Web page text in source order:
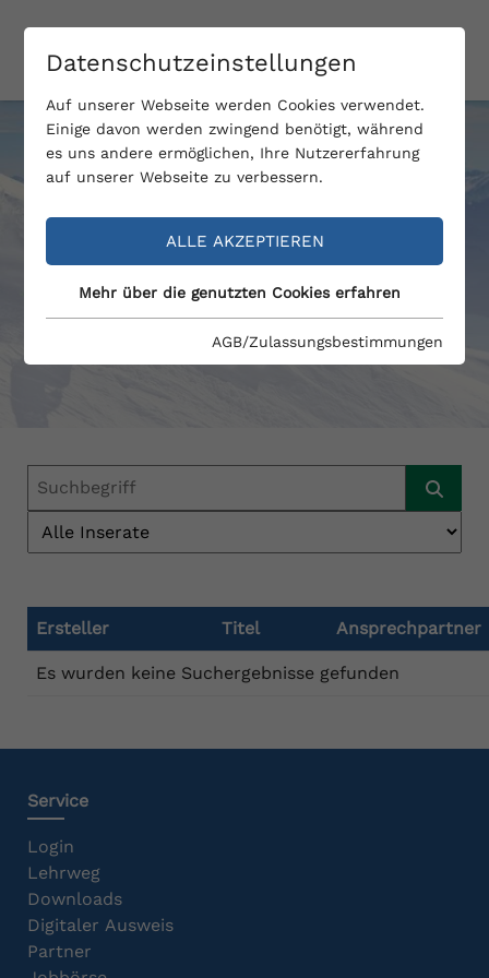
SUCHEN UND FINDEN
Ersteller Titel Ansprechpartner
Es wurden keine Suchergebnisse gefunden
Service
Login
Lehrweg
Downloads
Digitaler Ausweis
Partner
Datenschutzeinstellungen
Auf unserer Webseite werden Cookies verwendet.
Einige davon werden zwingend benötigt, während
es uns andere ermöglichen, Ihre Nutzererfahrung
auf unserer Webseite zu verbessern.
ALLE AKZEPTIEREN
Mehr über die genutzten Cookies erfahren
AGB/Zulassungsbestimmungen